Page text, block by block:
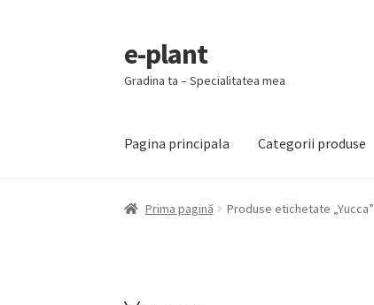
Sari
la
navigare
Sari
la
conținut
e-plant
Gradina ta – Specialitatea mea
Pagina principala Categorii produse
Prima pagină Produse etichetate „Yucca”